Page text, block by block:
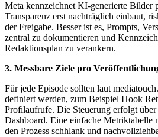
Meta kennzeichnet KI-generierte Bilder
Transparenz erst nachträglich einbaut,
der Freigabe. Besser ist es, Prompts,
zentral zu dokumentieren und
Redaktionsplan zu verankern.
3. Messbare Ziele pro
Für jede Episode sollten laut
definiert werden, zum Beispiel Hook
Profilaufrufe. Die Steuerung erfolgt über
Dashboard. Eine einfache Metriktabelle
den Prozess schhlank und